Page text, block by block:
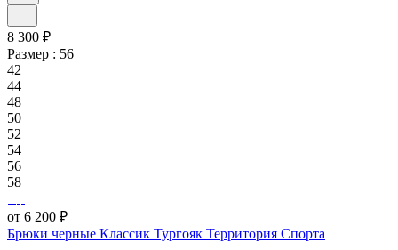
8 300 ₽
Размер : 56
42
44
48
50
52
54
56
58
от 6 200 ₽
Брюки черные Классик Тургояк Территория Спорта